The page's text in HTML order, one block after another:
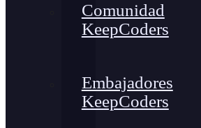
Comunidad
KeepCoders
Embajadores
KeepCoders